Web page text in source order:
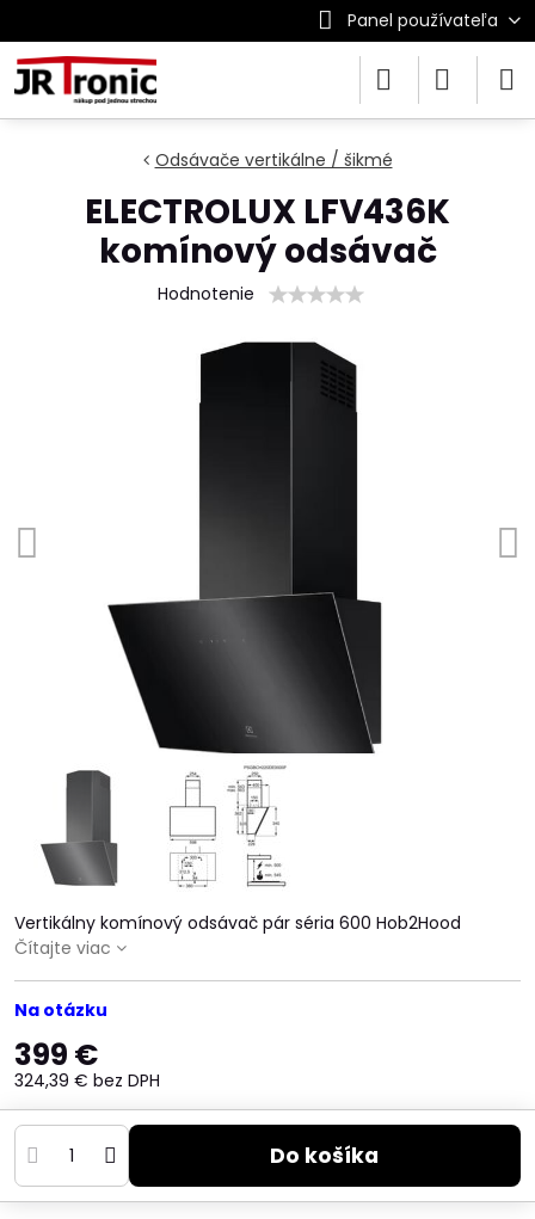
Panel používateľa
Odsávače vertikálne / šikmé
ELECTROLUX LFV436K
komínový odsávač
Hodnotenie
Vertikálny komínový odsávač pár séria 600 Hob2Hood
Čítajte viac
Na otázku
399 €
324,39 € bez DPH
Do košíka